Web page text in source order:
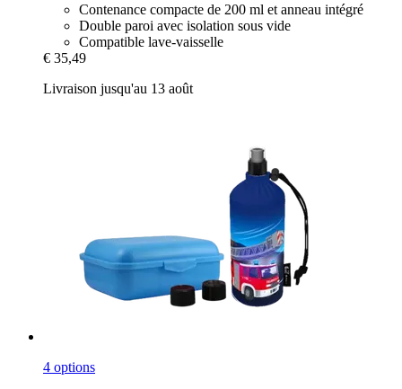
Contenance compacte de 200 ml et anneau intégré
Double paroi avec isolation sous vide
Compatible lave-vaisselle
€ 35,49
Livraison jusqu'au 13 août
4 options